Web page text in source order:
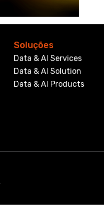
Soluções
Data & AI Services
Data & AI Solution
Data & AI Products